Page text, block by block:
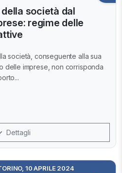
società dal
regime delle
società, conseguente alla sua
delle imprese, non corrisponda
Dettagli
10 APRILE 2024